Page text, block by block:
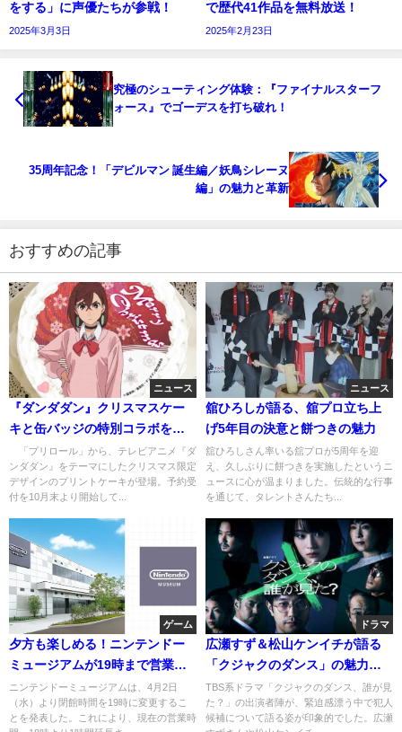
をする」に声優たちが参戦！
2025年3月3日
で歴代41作品を無料放送！
2025年2月23日
究極のシューティング体験：『ファイナルスターフ
ォース』でゴーデスを打ち破れ！
35周年記念！「デビルマン 誕生編／妖鳥シレーヌ
編」の魅力と革新
おすすめの記事
ニュース
『ダンダダン』クリスマスケー
キと缶バッジの特別コラボを見
逃すな！
「プリロール」から、テレビアニメ『ダ
ンダダン』をテーマにしたクリスマス限定
デザインのプリントケーキが登場。予約受
付を10月末より開始して...
ニュース
舘ひろしが語る、舘プロ立ち上
げ5年目の決意と餅つきの魅力
舘ひろしさん率いる舘プロが5周年を迎
え、久しぶりに餅つきを実施したというニ
ュースに心が温まりました。伝統的な行事
を通じて、タレントさんたち...
ゲーム
夕方も楽しめる！ニンテンドー
ミュージアムが19時まで営業延
長
ニンテンドーミュージアムは、4月2日
（水）より閉館時間を19時に変更するこ
とを発表した。これにより、現在の営業時
ドラマ
広瀬すず＆松山ケンイチが語る
「クジャクのダンス」の魅力と
は？
TBS系ドラマ「クジャクのダンス、誰が見
た？」の出演者陣が、緊迫感漂う中で犯人
候補について語る姿が印象的でした。広瀬